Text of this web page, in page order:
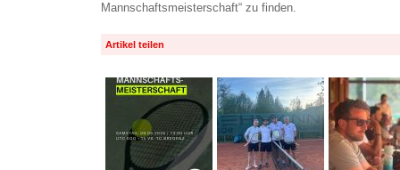
Mannschaftsmeisterschaft“ zu finden.
Artikel teilen